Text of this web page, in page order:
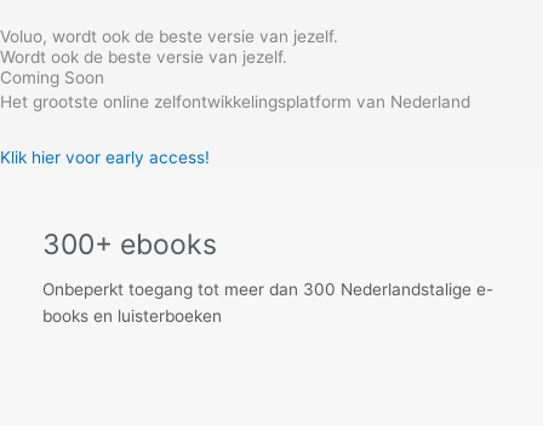
to
content
Voluo, wordt ook de beste versie van jezelf.
Wordt ook de beste versie van jezelf.
Coming Soon
Het grootste online zelfontwikkelingsplatform van Nederland
Klik hier voor early access!
300+ ebooks
Onbeperkt toegang tot meer dan 300 Nederlandstalige e-
books en luisterboeken